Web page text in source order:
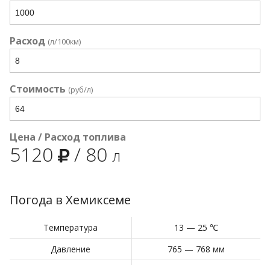
Расход (л/100км)
Стоимость (руб/л)
Цена / Расход топлива
5120 / 80 л
Погода в Хемиксеме
Температура
13 — 25 ℃
Давление
765 — 768 мм